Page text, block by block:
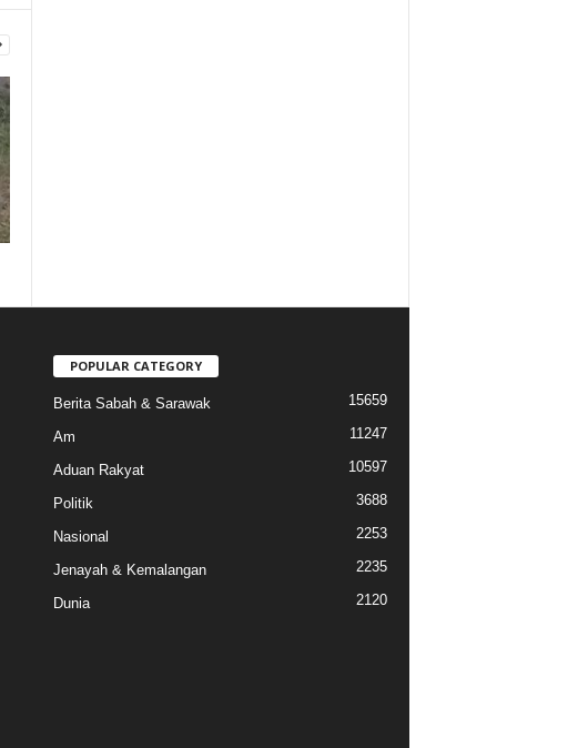
POPULAR CATEGORY
Berita Sabah & Sarawak 15659
Am 11247
Aduan Rakyat 10597
Politik 3688
Nasional 2253
Jenayah & Kemalangan 2235
Dunia 2120